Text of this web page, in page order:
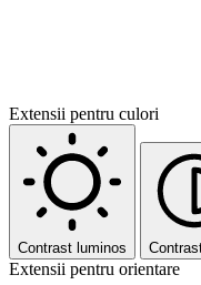
Extensii pentru culori
Contrast luminos
Extensii pentru orientare